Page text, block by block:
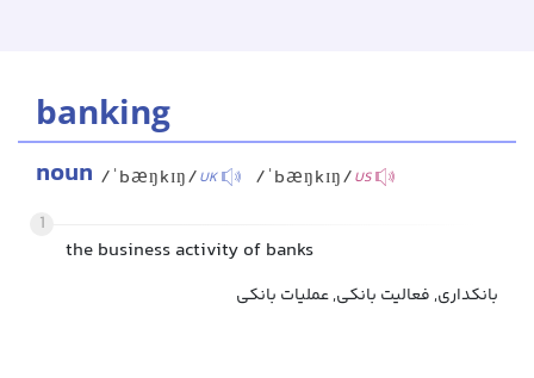
banking
noun /ˈbæŋkɪŋ/UK /ˈbæŋkɪŋ/US
1
the business activity of banks
بانکداری, فعالیت بانکی, عملیات بانکی